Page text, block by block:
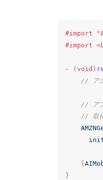
#import
- ( void )
// アク
// アプ
// 取得
}